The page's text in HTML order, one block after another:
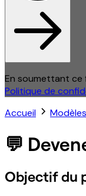
En soumettant ce
Politique de
Accueil
Modèles
💬
Objectif du